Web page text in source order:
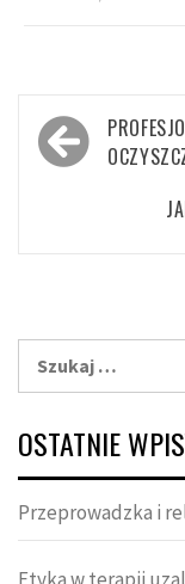
Nawigacja
wpisu
OSTATNIE
Przeprowadzka i